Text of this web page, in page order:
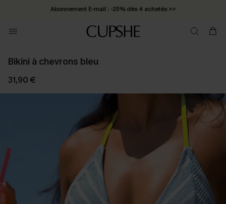
Abonnement E-mail : -25% dès 4 achetés >>
Bikini à chevrons bleu
31,90 €